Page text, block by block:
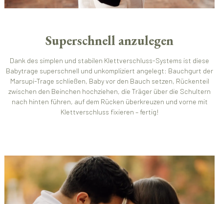
Superschnell anzulegen
Dank des simplen und stabilen Klettverschluss-Systems ist diese
Babytrage superschnell und unkompliziert angelegt: Bauchgurt der
Marsupi-Trage schließen, Baby vor den Bauch setzen, Rückenteil
zwischen den Beinchen hochziehen, die Träger über die Schultern
nach hinten führen, auf dem Rücken überkreuzen und vorne mit
Klettverschluss fixieren – fertig!